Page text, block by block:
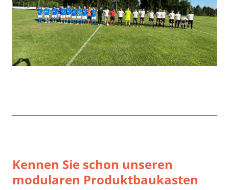
Kennen Sie schon unseren
modularen Produktbaukasten